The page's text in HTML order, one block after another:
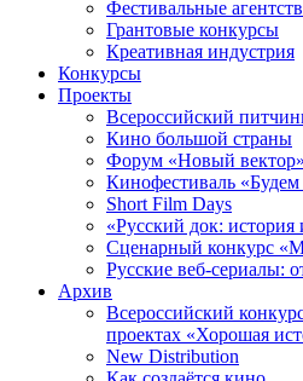
Фестивальные
Грантовые конкурсы
Креативная индустрия
Конкурсы
Проекты
Всероссийский
Кино большой страны
Форум «Новый вектор»
Кинофестиваль
Short Film Days
«Русский док: история
Сценарный конкурс
Русские веб-сериалы:
Архив
Всероссийский
проектах «Хорошая
New Distribution